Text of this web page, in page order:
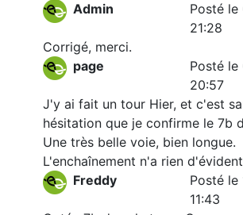
Admin
Posté le
21:28
Corrigé, merci.
page
Posté le
20:57
J'y ai fait un tour Hier, et c'est
hésitation que je confirme le 7b
Une très belle voie, bien longue.
L'enchaînement n'a rien d'évident
Freddy
Posté le
11:43